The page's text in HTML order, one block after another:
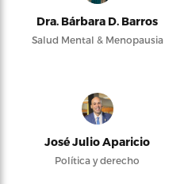
Dra. Bárbara D. Barros
Salud Mental & Menopausia
José Julio Aparicio
Política y derecho